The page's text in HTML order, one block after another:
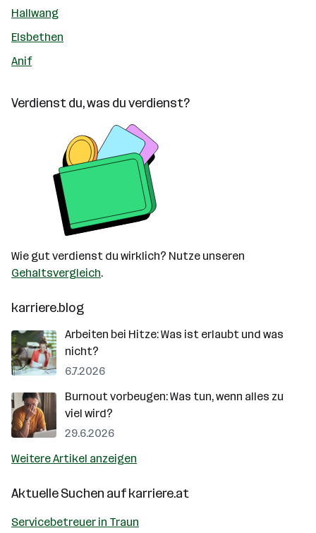
Hallwang
Elsbethen
Anif
Verdienst du, was du verdienst?
Wie gut verdienst du wirklich? Nutze unseren
Gehaltsvergleich.
karriere.blog
Arbeiten bei Hitze: Was ist erlaubt und was
nicht?
6.7.2026
Burnout vorbeugen: Was tun, wenn alles zu
viel wird?
29.6.2026
Weitere Artikel anzeigen
Aktuelle Suchen aufkarriere.at
Servicebetreuer in Traun